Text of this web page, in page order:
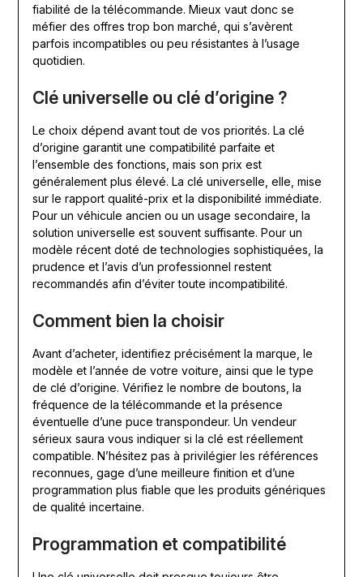
fiabilité de la télécommande. Mieux vaut donc se
méfier des offres trop bon marché, qui s’avèrent
parfois incompatibles ou peu résistantes à l’usage
quotidien.
Clé universelle ou clé d’origine ?
Le choix dépend avant tout de vos priorités. La clé
d’origine garantit une compatibilité parfaite et
l’ensemble des fonctions, mais son prix est
généralement plus élevé. La clé universelle, elle, mise
sur le rapport qualité-prix et la disponibilité immédiate.
Pour un véhicule ancien ou un usage secondaire, la
solution universelle est souvent suffisante. Pour un
modèle récent doté de technologies sophistiquées, la
prudence et l’avis d’un professionnel restent
recommandés afin d’éviter toute incompatibilité.
Comment bien la choisir
Avant d’acheter, identifiez précisément la marque, le
modèle et l’année de votre voiture, ainsi que le type
de clé d’origine. Vérifiez le nombre de boutons, la
fréquence de la télécommande et la présence
éventuelle d’une puce transpondeur. Un vendeur
sérieux saura vous indiquer si la clé est réellement
compatible. N’hésitez pas à privilégier les références
reconnues, gage d’une meilleure finition et d’une
programmation plus fiable que les produits génériques
de qualité incertaine.
Programmation et compatibilité